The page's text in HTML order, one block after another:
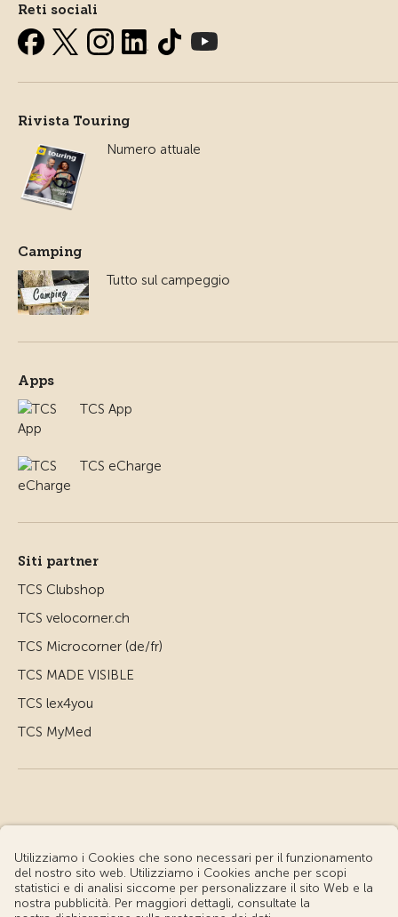
Reti sociali
Rivista Touring
Numero attuale
Camping
Tutto sul campeggio
Apps
TCS App
TCS eCharge
Siti partner
TCS Clubshop
TCS velocorner.ch
TCS Microcorner (de/fr)
TCS MADE VISIBLE
TCS lex4you
TCS MyMed